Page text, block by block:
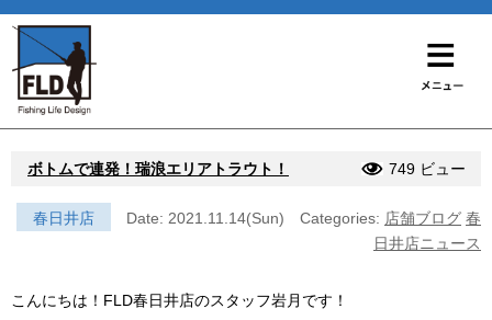
ボトムで連発！瑞浪エリアトラウト！ 749 ビュー
春日井店 Date: 2021.11.14(Sun) Categories: 店舗ブログ 春
日井店ニュース
こんにちは！FLD春日井店のスタッフ岩月です！